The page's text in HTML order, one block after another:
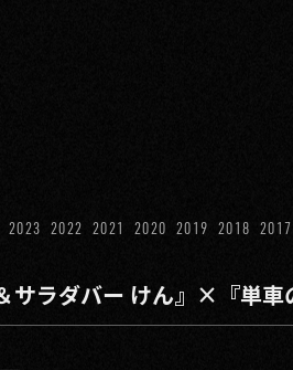
2023 2022 2021 2020 2019 2018 2017
サラダバー けん』×『単